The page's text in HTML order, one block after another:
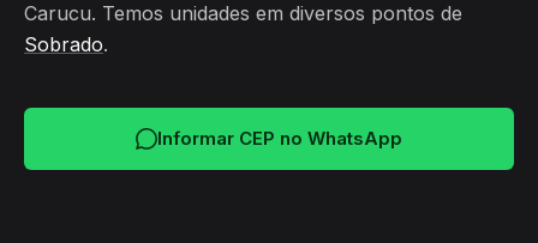
Carucu. Temos unidades em diversos pontos de
Sobrado.
Informar CEP no WhatsApp